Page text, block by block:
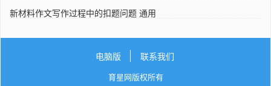
新材料作文写作过程中的扣题问题 通用
电脑版 联系我们
育星网版权所有